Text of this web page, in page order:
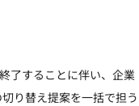
了することに伴い、企業
り替え提案を一括で担う